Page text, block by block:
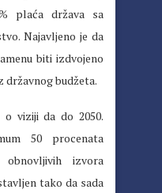
plaća država sa
Najavljeno je da
biti izdvojeno
državnog budžeta.
viziji da do 2050.
50 procenata
izvora
tako da sada